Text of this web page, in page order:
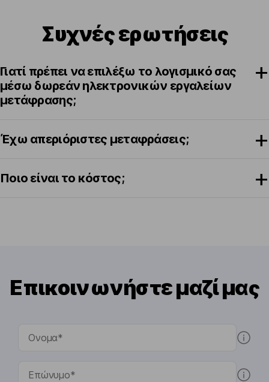
Συχνές ερωτήσεις
Γιατί πρέπει να επιλέξω το λογισμικό σας
μέσω δωρεάν ηλεκτρονικών εργαλείων
μετάφρασης;
Έχω απεριόριστες μεταφράσεις;
Ποιο είναι το κόστος;
Επικοινωνήστε μαζί μας